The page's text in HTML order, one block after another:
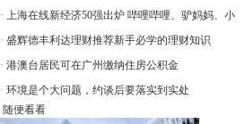
· 上海在线新经济50强出炉 哔哩哔哩、驴妈妈、小
· 盛辉德丰利达理财推荐新手必学的理财知识
· 港澳台居民可在广州缴纳住房公积金
· 环境是个大问题，约谈后要落实到实处
随便看看